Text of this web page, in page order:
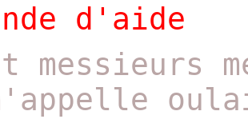
d'aide
messieurs